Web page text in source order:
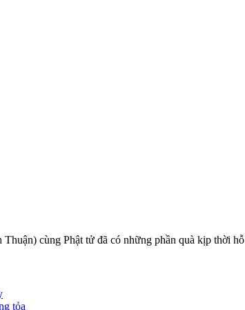
cùng Phật tử đã có những phần quà kịp thời
tỏa